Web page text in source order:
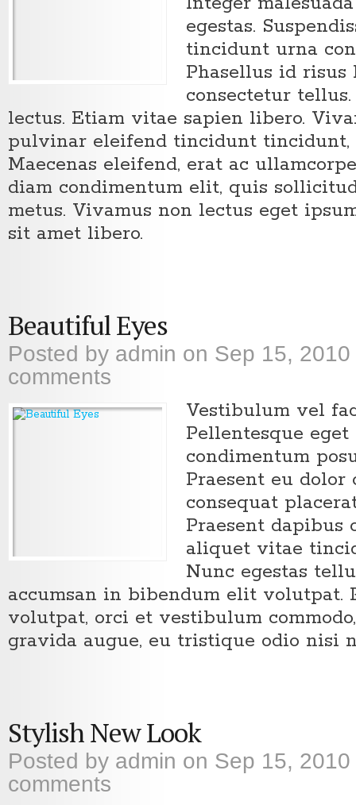
egestas.
tincidunt urna
Phasellus id risus
consectetur
lectus. Etiam vitae sapien libero.
pulvinar eleifend tincidunt tincidunt,
Maecenas eleifend, erat ac
diam condimentum elit, quis
metus. Vivamus non lectus eget
sit amet libero.
Beautiful Eyes
Posted by admin on Sep 15,
comments
Vestibulum vel
Pellentesque
condimentum
Praesent eu dolor
consequat
Praesent dapibus
aliquet vitae
Nunc egestas
accumsan in bibendum elit volutpat.
volutpat, orci et vestibulum
gravida augue, eu tristique odio nisi
Stylish New Look
Posted by admin on Sep 15,
comments